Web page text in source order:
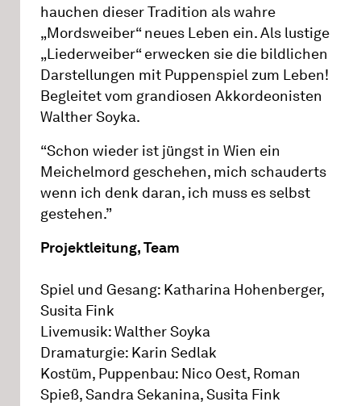
hauchen dieser Tradition als wahre
„Mordsweiber“ neues Leben ein. Als lustige
„Liederweiber“ erwecken sie die bildlichen
Darstellungen mit Puppenspiel zum Leben!
Begleitet vom grandiosen Akkordeonisten
Walther Soyka.
“Schon wieder ist jüngst in Wien ein
Meichelmord geschehen, mich schauderts
wenn ich denk daran, ich muss es selbst
gestehen.”
Projektleitung, Team
Spiel und Gesang: Katharina Hohenberger,
Susita Fink
Livemusik: Walther Soyka
Dramaturgie: Karin Sedlak
Kostüm, Puppenbau: Nico Oest, Roman
Spieß, Sandra Sekanina, Susita Fink